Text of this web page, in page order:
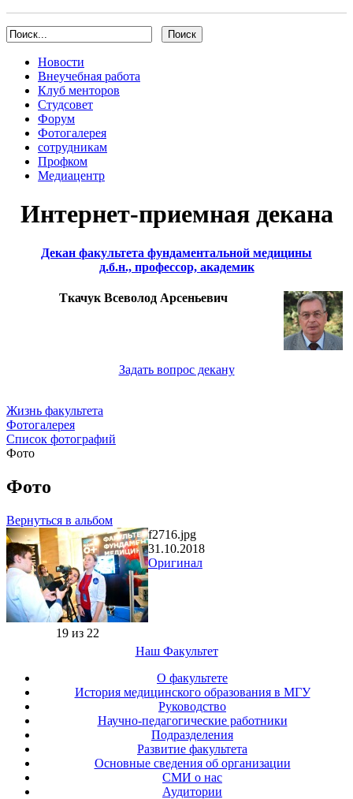
Новости
Внеучебная работа
Клуб менторов
Студсовет
Форум
Фотогалерея
сотрудникам
Профком
Медиацентр
Интернет-приемная декана
Декан факультета фундаментальной медицины
д.б.н., профессор, академик
Ткачук Всеволод Арсеньевич
Задать вопрос декану
Жизнь факультета
Фотогалерея
Список фотографий
Фото
Фото
Вернуться в альбом
19 из 22
f2716.jpg
31.10.2018
Оригинал
Наш Факультет
О факультете
История медицинского образования в МГУ
Руководство
Научно-педагогические работники
Подразделения
Развитие факультета
Основные сведения об организации
СМИ о нас
Аудитории